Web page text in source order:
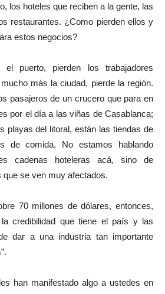
los hoteles que reciben a la gente, las
restaurantes. ¿Como pierden ellos y
estos negocios?
el puerto, pierden los trabajadores
más la ciudad, pierde la región.
pasajeros de un crucero que para en
por el día a las viñas de Casablanca;
playas del litoral, están las tiendas de
de comida. No estamos hablando
cadenas hoteleras acá, sino de
que se ven muy afectados.
70 millones de dólares, entonces,
credibilidad que tiene el país y las
dar a una industria tan importante
han manifestado algo a ustedes en